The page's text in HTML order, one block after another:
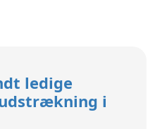
ledige
i